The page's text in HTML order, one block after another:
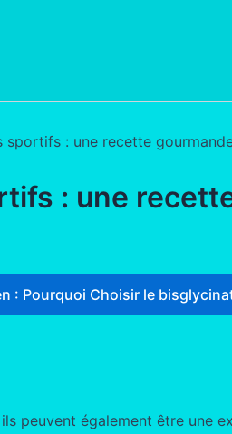
sportifs : une recette
: une
: Pourquoi Choisir le
peuvent également être une